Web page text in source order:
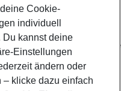
und Yoga.
Cookie-
individuell
Du kannst deine
Einstellungen
ändern oder
– klicke dazu einfach